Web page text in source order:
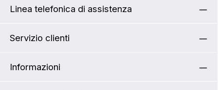
Linea telefonica di assistenza
Servizio clienti
Informazioni